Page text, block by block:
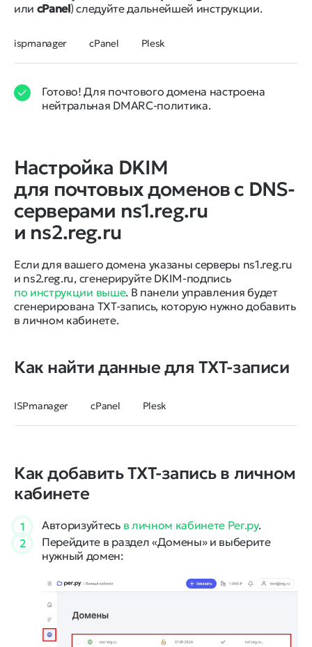
или cPanel) следуйте дальнейшей инструкции.
ispmanager cPanel Plesk
Готово! Для почтового домена настроена
нейтральная DMARC-политика.
Настройка DKIM
для почтовых доменов с DNS-
серверами ns1.reg.ru
и ns2.reg.ru
Если для вашего домена указаны серверы ns1.reg.ru
и ns2.reg.ru, сгенерируйте DKIM-подпись
по инструкции выше. В панели управления будет
сгенерирована TXT-запись, которую нужно добавить
в личном кабинете.
Как найти данные для TXT-записи
ISPmanager cPanel Plesk
Как добавить TXT-запись в личном
кабинете
1 Авторизуйтесь в личном кабинете Рег.ру.
2
Перейдите в раздел «Домены» и выберите
нужный домен: